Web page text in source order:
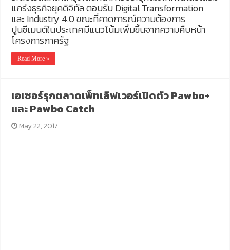
แกร่งธุรกิจยุคดิจิทัล ตอบรับ Digital Transformation
และ Industry 4.0 ขณะที่คาดการณ์ความต้องการ
ปูนซีเมนต์ในประเทศมีแนวโน้มเพิ่มขึ้นจากความคืบหน้า
โครงการภาครัฐ
Read More »
เอเซอร์รุกตลาดเพ็ทเลิฟเวอร์เปิดตัว Pawbo+
และ Pawbo Catch
May 22, 2017